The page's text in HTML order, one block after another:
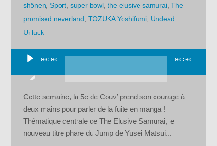
shônen ,Sport ,super bowl ,the elusive samurai ,The
promised neverland ,TOZUKA Yoshifumi Undead
Unluck
00:00 00:00
Cette semaine, la 5e de Couv’ prend son courage à
deux mains pour parler de la fuite en manga !
Thématique centrale de The Elusive Samurai, le
nouveau titre phare du Jump de Yusei Matsui...